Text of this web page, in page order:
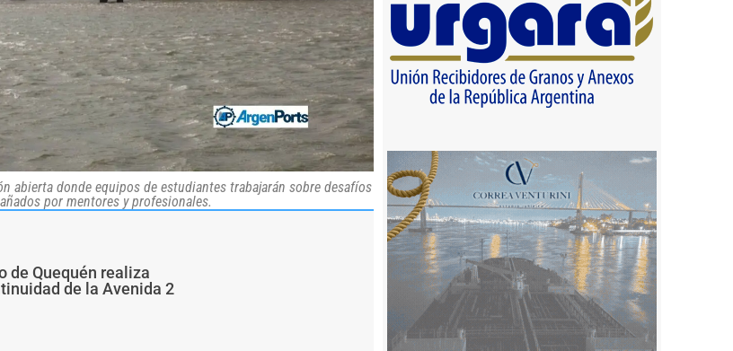
abierta donde equipos de estudiantes trabajarán sobre desafíos
por mentores y profesionales.
de Quequén realiza
de la Avenida 2